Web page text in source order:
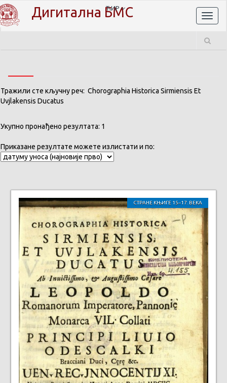
Дигитална БМС
ЋИР
Тражили сте кључну реч: Chorographia Historica Sirmiensis Et
Uvjlakensis Ducatus
Укупно пронађено резултата: 1
Приказане резултате можете излистати и по:
СТРАНЕ КЊИГЕ 15–17. ВЕКА